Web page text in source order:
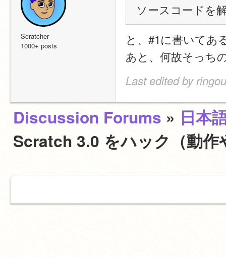
Scratcher
1000+ posts
ソースコードを
と、#1に書いてあ
あと、何故そっち
Last edited by
Discussion Forums » 日本
Scratch 3.0 をハック（動